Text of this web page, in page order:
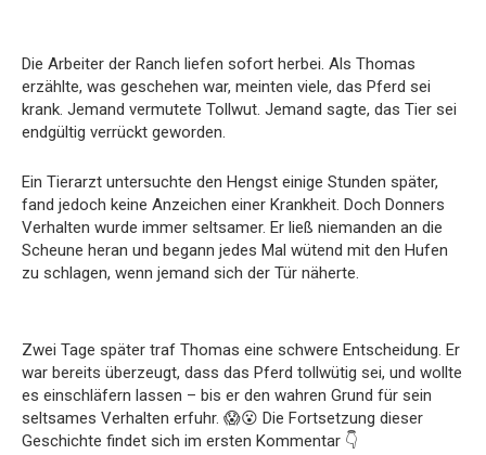
Die Arbeiter der Ranch liefen sofort herbei. Als Thomas
erzählte, was geschehen war, meinten viele, das Pferd sei
krank. Jemand vermutete Tollwut. Jemand sagte, das Tier sei
endgültig verrückt geworden.
Ein Tierarzt untersuchte den Hengst einige Stunden später,
fand jedoch keine Anzeichen einer Krankheit. Doch Donners
Verhalten wurde immer seltsamer. Er ließ niemanden an die
Scheune heran und begann jedes Mal wütend mit den Hufen
zu schlagen, wenn jemand sich der Tür näherte.
Zwei Tage später traf Thomas eine schwere Entscheidung. Er
war bereits überzeugt, dass das Pferd tollwütig sei, und wollte
es einschläfern lassen – bis er den wahren Grund für sein
seltsames Verhalten erfuhr. 😱😮 Die Fortsetzung dieser
Geschichte findet sich im ersten Kommentar 👇